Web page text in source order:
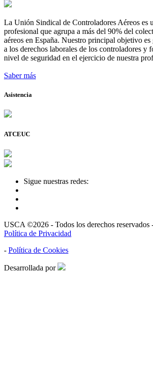
La Unión Sindical de Controladores Aéreos es
profesional que agrupa a más del 90% del
aéreos en España. Nuestro principal objetivo es
a los derechos laborales de los controladores y
nivel de seguridad en el ejercicio de nuestra
Saber más
Asistencia
ATCEUC
Sigue nuestras redes:
USCA ©2026 - Todos los derechos reservados
Política de Privacidad
- Política de Cookies
Desarrollada por